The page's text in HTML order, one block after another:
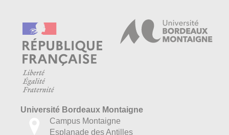
Université Bordeaux Montaigne
Campus Montaigne
Esplanade des Antilles